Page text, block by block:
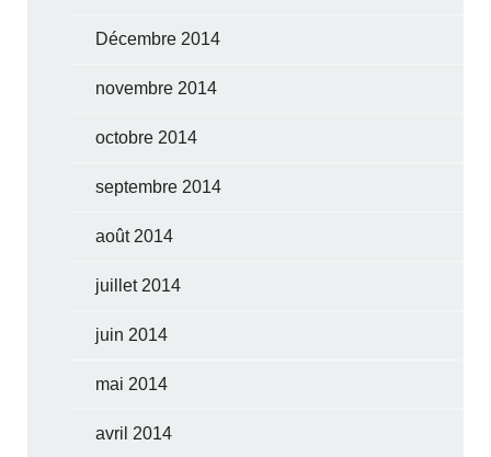
Décembre 2014
novembre 2014
octobre 2014
septembre 2014
août 2014
juillet 2014
juin 2014
mai 2014
avril 2014